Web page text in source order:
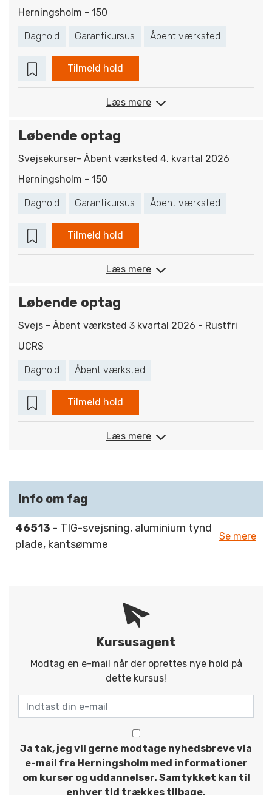
Herningsholm - 150
Daghold Garantikursus Åbent værksted
Tilmeld hold
Læs mere
Løbende optag
Svejsekurser- Åbent værksted 4. kvartal 2026
Herningsholm - 150
Daghold Garantikursus Åbent værksted
Tilmeld hold
Læs mere
Løbende optag
Svejs - Åbent værksted 3 kvartal 2026 - Rustfri
UCRS
Daghold Åbent værksted
Tilmeld hold
Læs mere
Info om fag
46513 - TIG-svejsning, aluminium tynd
plade, kantsømme
Se mere
Kursusagent
Modtag en e-mail når der oprettes nye hold på
dette kursus!
Ja tak, jeg vil gerne modtage nyhedsbreve via
e-mail fra Herningsholm med informationer
om kurser og uddannelser. Samtykket kan til
enhver tid trækkes tilbage.